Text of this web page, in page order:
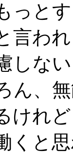
っと
言わ
しな
、
けれ
くと